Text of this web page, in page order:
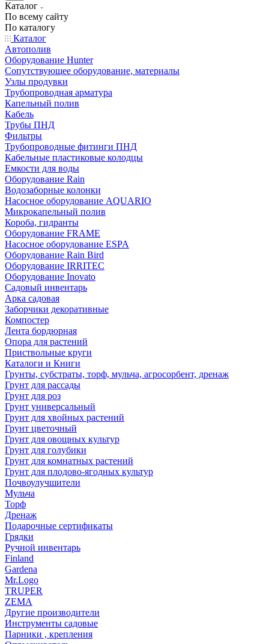
Каталог
По всему сайту
По каталогу
Каталог
Автополив
Оборудование Hunter
Сопутствующее оборудование, материалы
Узлы продувки
Трубопроводная арматура
Капельный полив
Кабель
Трубы ПНД
Фильтры
Трубопроводные фитинги ПНД
Кабельные пластиковые колодцы
Емкости для воды
Оборудование Rain
Водозаборные колонки
Насосное оборудование AQUARIO
Микрокапельный полив
Короба, гидранты
Оборудование FRAME
Насосное оборудование ESPA
Оборудование Rain Bird
Оборудование IRRITEC
Оборудование Inovato
Садовый инвентарь
Арка садовая
Заборчики декоративные
Компостер
Лента бордюрная
Опора для растений
Приствольные круги
Каталоги и Книги
Грунты, субстраты, торф, мульча, агросорбент, дренаж
Грунт для рассады
Грунт для роз
Грунт универсальный
Грунт для хвойных растений
Грунт цветочный
Грунт для овощных культур
Грунт для голубики
Грунт для комнатных растений
Грунт для плодово-ягодных культур
Почвоулучшители
Мульча
Торф
Дренаж
Подарочные сертификаты
Грядки
Ручной инвентарь
Finland
Gardena
Mr.Logo
TRUPER
ZEMA
Другие производители
Инструменты садовые
Парники , крепления